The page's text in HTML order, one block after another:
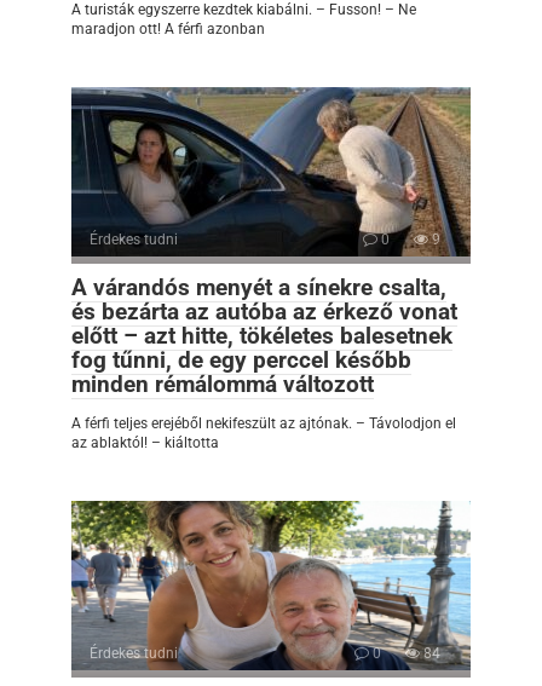
A turisták egyszerre kezdtek kiabálni. – Fusson! – Ne
maradjon ott! A férfi azonban
Érdekes tudni 0 9
A várandós menyét a sínekre csalta,
és bezárta az autóba az érkező vonat
előtt – azt hitte, tökéletes balesetnek
fog tűnni, de egy perccel később
minden rémálommá változott
A férfi teljes erejéből nekifeszült az ajtónak. – Távolodjon el
az ablaktól! – kiáltotta
Érdekes tudni 0 84